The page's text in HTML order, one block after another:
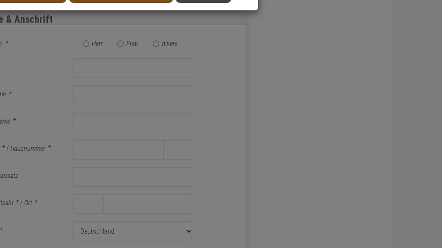
& Anschrift
* Herr Frau divers
*
*
* /Hausnummer *
* / Ort *
*